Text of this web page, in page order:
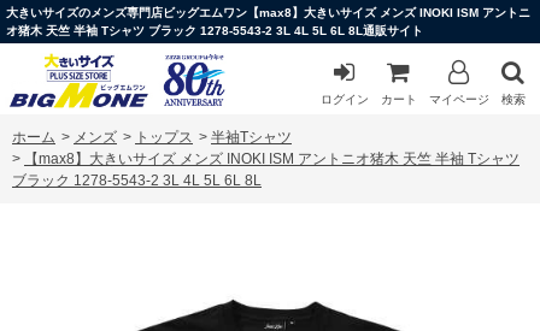
大きいサイズのメンズ専門店ビッグエムワン【max8】大きいサイズ メンズ INOKI ISM アントニ
オ猪木 天竺 半袖 Tシャツ ブラック 1278-5543-2 3L 4L 5L 6L 8L通販サイト
ログイン カート マイページ 検索
ホーム > メンズ > トップス > 半袖Tシャツ
>
【max8】大きいサイズ メンズ INOKI ISM アントニオ猪木 天竺 半袖 Tシャツ
ブラック 1278-5543-2 3L 4L 5L 6L 8L